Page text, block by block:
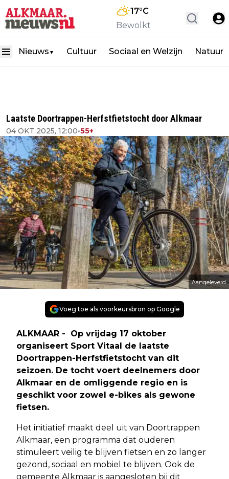
17°C
Bewolkt
Nieuws ▼ Cultuur Sociaal en Welzijn Natuur
Laatste Doortrappen-Herfstfietstocht door Alkmaar
04 OKT 2025, 12:00•55+
Aangeleverd
Voeg toe als voorkeursbron op Google
ALKMAAR - Op vrijdag 17 oktober
organiseert Sport Vitaal de laatste
Doortrappen-Herfstfietstocht van dit
seizoen. De tocht voert deelnemers door
Alkmaar en de omliggende regio en is
geschikt voor zowel e-bikes als gewone
fietsen.
Het initiatief maakt deel uit van Doortrappen
Alkmaar, een programma dat ouderen
stimuleert veilig te blijven fietsen en zo langer
gezond, sociaal en mobiel te blijven. Ook de
gemeente Alkmaar is aangesloten bij dit